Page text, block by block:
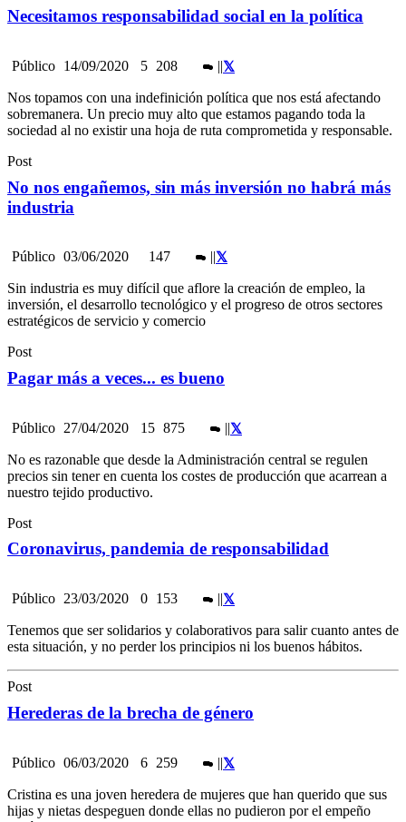
Necesitamos responsabilidad social en la política
Público 14/09/2020 5 208 ||
Nos topamos con una indefinición política que nos está afectando
sobremanera. Un precio muy alto que estamos pagando toda la
sociedad al no existir una hoja de ruta comprometida y responsable.
Post
No nos engañemos, sin más inversión no habrá más
industria
Público 03/06/2020 147 ||
Sin industria es muy difícil que aflore la creación de empleo, la
inversión, el desarrollo tecnológico y el progreso de otros sectores
estratégicos de servicio y comercio
Post
Pagar más a veces... es bueno
Público 27/04/2020 15 875 ||
No es razonable que desde la Administración central se regulen
precios sin tener en cuenta los costes de producción que acarrean a
nuestro tejido productivo.
Post
Coronavirus, pandemia de responsabilidad
Público 23/03/2020 0 153 ||
Tenemos que ser solidarios y colaborativos para salir cuanto antes de
esta situación, y no perder los principios ni los buenos hábitos.
Post
Herederas de la brecha de género
Público 06/03/2020 6 259 ||
Cristina es una joven heredera de mujeres que han querido que sus
hijas y nietas despeguen donde ellas no pudieron por el empeño